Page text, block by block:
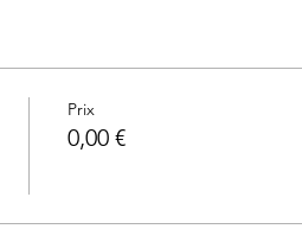
Prix
0,00 €